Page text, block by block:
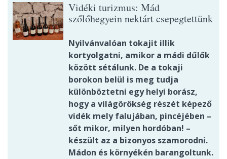
Vidéki turizmus: Mád
szőlőhegyein nektárt csepegtettünk
Nyilvánvalóan tokajit illik
kortyolgatni, amikor a mádi dűlők
között sétálunk. De a tokaji
borokon belül is meg tudja
különböztetni egy helyi borász,
hogy a világörökség részét képező
vidék mely falujában, pincéjében –
sőt mikor, milyen hordóban! –
készült az a bizonyos szamorodni.
Mádon és környékén barangoltunk.